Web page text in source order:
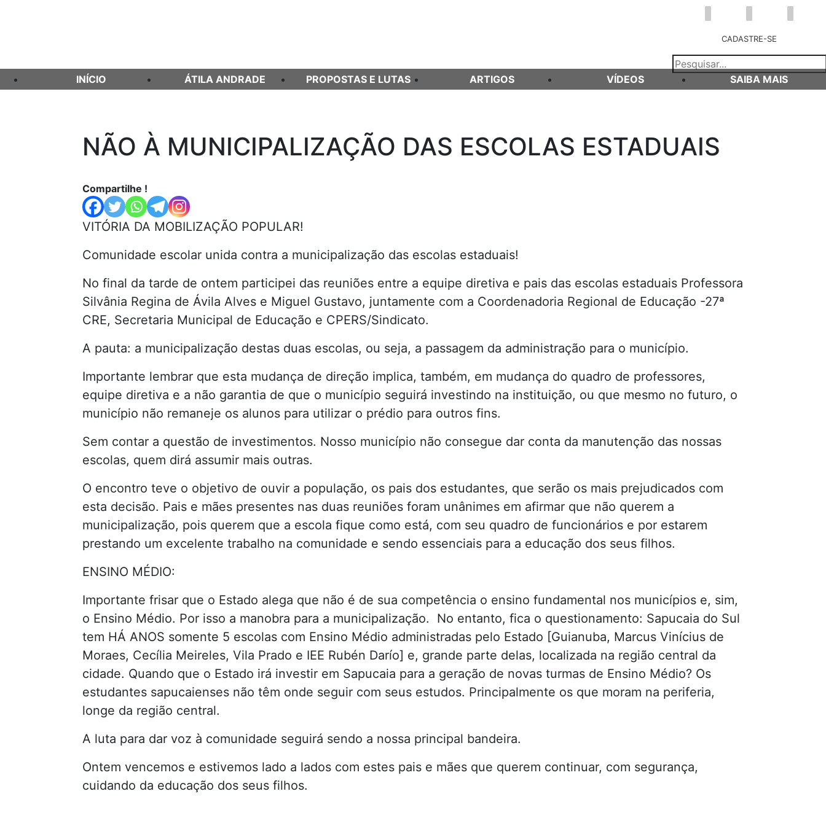
CADASTRE-SE
INÍCIO ÁTILA ANDRADE PROPOSTAS E LUTAS ARTIGOS VÍDEOS SAIBA MAIS
NÃO À MUNICIPALIZAÇÃO DAS ESCOLAS ESTADUAIS
Compartilhe !
VITÓRIA DA MOBILIZAÇÃO POPULAR!
Comunidade escolar unida contra a municipalização das escolas estaduais!
No final da tarde de ontem participei das reuniões entre a equipe diretiva e pais das escolas estaduais Professora
Silvânia Regina de Ávila Alves e Miguel Gustavo, juntamente com a Coordenadoria Regional de Educação -27ª
CRE, Secretaria Municipal de Educação e CPERS/Sindicato.
A pauta: a municipalização destas duas escolas, ou seja, a passagem da administração para o município.
Importante lembrar que esta mudança de direção implica, também, em mudança do quadro de professores,
equipe diretiva e a não garantia de que o município seguirá investindo na instituição, ou que mesmo no futuro, o
município não remaneje os alunos para utilizar o prédio para outros fins.
Sem contar a questão de investimentos. Nosso município não consegue dar conta da manutenção das nossas
escolas, quem dirá assumir mais outras.
O encontro teve o objetivo de ouvir a população, os pais dos estudantes, que serão os mais prejudicados com
esta decisão. Pais e mães presentes nas duas reuniões foram unânimes em afirmar que não querem a
municipalização, pois querem que a escola fique como está, com seu quadro de funcionários e por estarem
prestando um excelente trabalho na comunidade e sendo essenciais para a educação dos seus filhos.
ENSINO MÉDIO:
Importante frisar que o Estado alega que não é de sua competência o ensino fundamental nos municípios e, sim,
o Ensino Médio. Por isso a manobra para a municipalização. No entanto, fica o questionamento: Sapucaia do Sul
tem HÁ ANOS somente 5 escolas com Ensino Médio administradas pelo Estado [Guianuba, Marcus Vinícius de
Moraes, Cecília Meireles, Vila Prado e IEE Rubén Darío] e, grande parte delas, localizada na região central da
cidade. Quando que o Estado irá investir em Sapucaia para a geração de novas turmas de Ensino Médio? Os
estudantes sapucaienses não têm onde seguir com seus estudos. Principalmente os que moram na periferia,
longe da região central.
A luta para dar voz à comunidade seguirá sendo a nossa principal bandeira.
Ontem vencemos e estivemos lado a lados com estes pais e mães que querem continuar, com segurança,
cuidando da educação dos seus filhos.